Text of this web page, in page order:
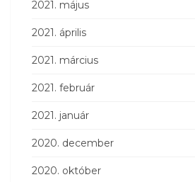
2021. május
2021. április
2021. március
2021. február
2021. január
2020. december
2020. október